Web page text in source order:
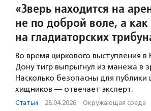
«Зверь находится на
не по доброй воле, а
на гладиаторских
Во время циркового выступления в
Дону тигр выпрыгнул из манежа в
Насколько безопасны для публики
хищников — отвечает эксперт.
Статьи · 28.04.2026 · Окружающая среда